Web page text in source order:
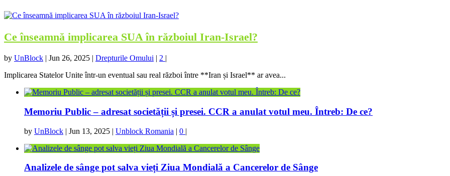
Ce înseamnă implicarea SUA în războiul Iran-Israel?
by UnBlock | Jun 26, 2025 | Drepturile Omului | 2 |
Implicarea Statelor Unite într-un eventual sau real război între **Iran și Israel** ar avea...
Memoriu Public – adresat societății și presei. CCR a anulat votul meu. Întreb: De ce?
by UnBlock | Jun 13, 2025 | Unblock Romania | 0 |
Analizele de sânge pot salva vieți Ziua Mondială a Cancerelor de Sânge